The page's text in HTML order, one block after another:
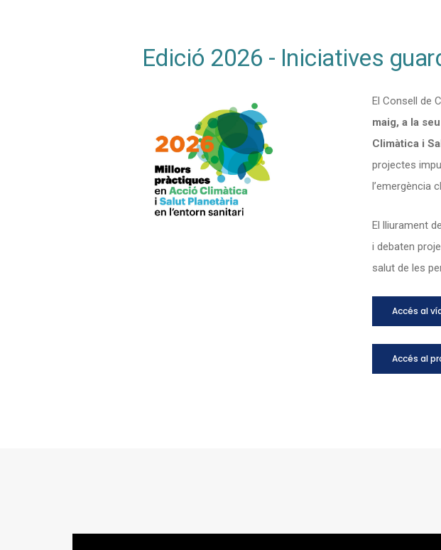
Edició 2026 - Iniciatives
El Consell de
maig, a la
Climàtica i
projectes
l’emergència
El lliurament
i debaten
salut de les
Accés al
Accés al